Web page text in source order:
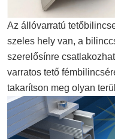
Az állóvarratú
szeles hely van, a
szerelősínre
varratos tető
takarítson meg olyan